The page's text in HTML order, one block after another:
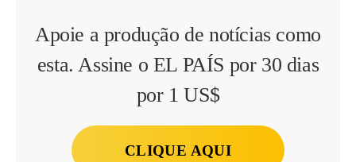
Apoie a produção de notícias como
esta. Assine o EL PAÍS por 30 dias
por 1 US$
CLIQUE AQUI